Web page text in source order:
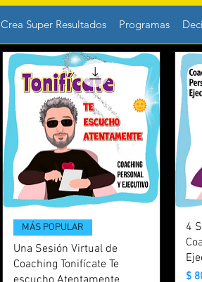
Crea Super Resultados Programas
MÁS POPULAR
Una Sesión Virtual de
Coaching Tonifícate Te
4
$